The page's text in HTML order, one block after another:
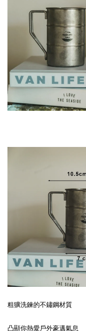
粗獷洗鍊的不鏽鋼材質
凸顯你熱愛戶外豪邁氣息